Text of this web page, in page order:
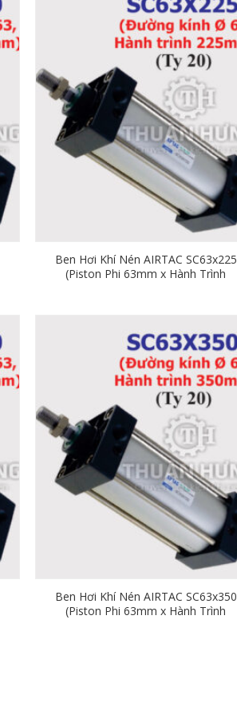
Ben Hơi Khí Nén AIRTAC SC63x225
(Piston Phi 63mm x Hành Trình
Ben Hơi Khí Nén AIRTAC SC63x350
(Piston Phi 63mm x Hành Trình